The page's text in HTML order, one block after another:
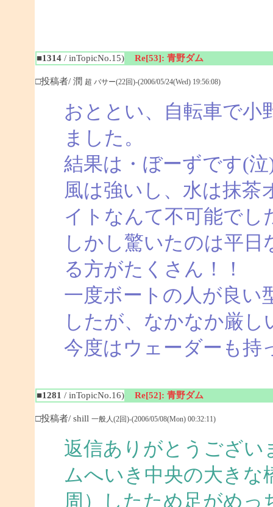
■1314/ inTopicNo.15) Re[53]: 青野ダム
□投稿者/ 潤 超 バサー(22回)-(2006/05/24(Wed) 19:56:08)
おととい、自転車で小
ました。
結果は・ぼーずです(
風は強いし、水は抹茶
イトなんて不可能でし
しかし驚いたのは平
る方がたくさん！！
一度ボートの人が良い
したが、なかなか厳し
今度はウェーダーも持
■1281 / inTopicNo.16) Re[52]: 青野ダム
□投稿者/ shill 一般人(2回)-(2006/05/08(Mon) 00:32:11)
返信ありがとうござい
ムへいき中央の大きな
周）したため足がめっ